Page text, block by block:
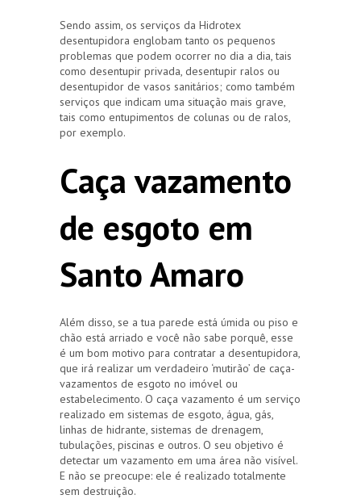
Sendo assim, os serviços da Hidrotex
desentupidora englobam tanto os pequenos
problemas que podem ocorrer no dia a dia, tais
como desentupir privada, desentupir ralos ou
desentupidor de vasos sanitários; como também
serviços que indicam uma situação mais grave,
tais como entupimentos de colunas ou de ralos,
por exemplo.
Caça vazamento
de esgoto em
Santo Amaro
Além disso, se a tua parede está úmida ou piso e
chão está arriado e você não sabe porquê, esse
é um bom motivo para contratar a desentupidora,
que irá realizar um verdadeiro ‘mutirão’ de caça-
vazamentos de esgoto no imóvel ou
estabelecimento. O caça vazamento é um serviço
realizado em sistemas de esgoto, água, gás,
linhas de hidrante, sistemas de drenagem,
tubulações, piscinas e outros. O seu objetivo é
detectar um vazamento em uma área não visível.
E não se preocupe: ele é realizado totalmente
sem destruição.